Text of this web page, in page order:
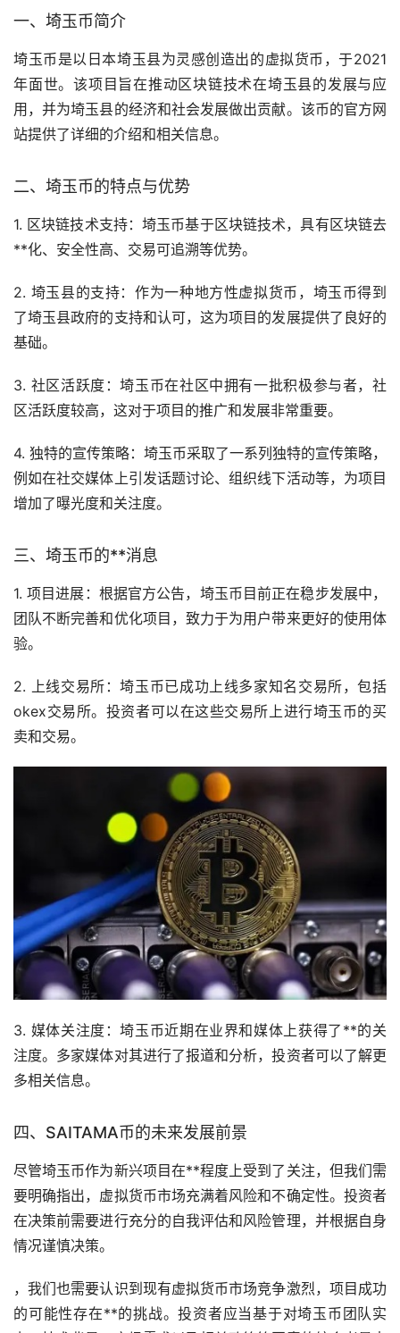
一、埼玉币简介
埼玉币是以日本埼玉县为灵感创造出的虚拟货币，于2021
年面世。该项目旨在推动区块链技术在埼玉县的发展与应
用，并为埼玉县的经济和社会发展做出贡献。该币的官方网
站提供了详细的介绍和相关信息。
二、埼玉币的特点与优势
1. 区块链技术支持：埼玉币基于区块链技术，具有区块链去
**化、安全性高、交易可追溯等优势。
2. 埼玉县的支持：作为一种地方性虚拟货币，埼玉币得到
了埼玉县政府的支持和认可，这为项目的发展提供了良好的
基础。
3. 社区活跃度：埼玉币在社区中拥有一批积极参与者，社
区活跃度较高，这对于项目的推广和发展非常重要。
4. 独特的宣传策略：埼玉币采取了一系列独特的宣传策略，
例如在社交媒体上引发话题讨论、组织线下活动等，为项目
增加了曝光度和关注度。
三、埼玉币的**消息
1. 项目进展：根据官方公告，埼玉币目前正在稳步发展中，
团队不断完善和优化项目，致力于为用户带来更好的使用体
验。
2. 上线交易所 ：埼玉币已成功上线多家知名交易所，包括
okex交易所。投资者可以在这些交易所上进行埼玉币的买
卖和交易。
3. 媒体关注度：埼玉币近期在业界和媒体上获得了**的关
注度。多家媒体对其进行了报道和分析，投资者可以了解更
多相关信息。
四、SAITAMA币的未来发展前景
尽管埼玉币作为新兴项目在**程度上受到了关注，但我们需
要明确指出，虚拟货币市场充满着风险和不确定性。投资者
在决策前需要进行充分的自我评估和风险管理，并根据自身
情况谨慎决策。
，我们也需要认识到现有虚拟货币市场竞争激烈，项目成功
的可能性存在**的挑战。投资者应当基于对埼玉币团队实